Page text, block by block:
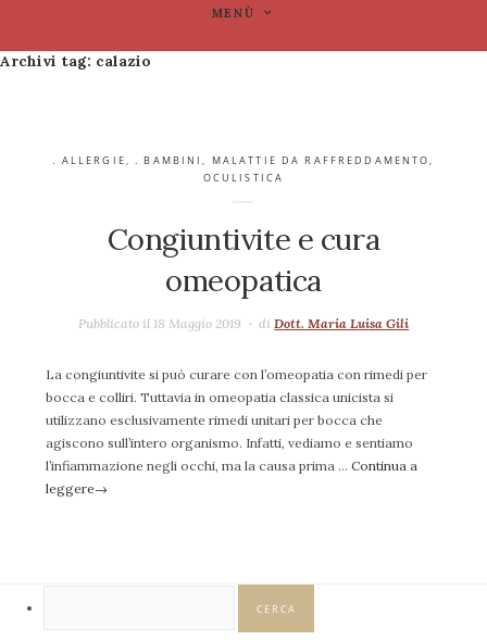
MENÙ
Archivi tag: calazio
. ALLERGIE,. BAMBINI, MALATTIE DA RAFFREDDAMENTO,
OCULISTICA
Congiuntivite e cura
omeopatica
Pubblicato il 18 Maggio 2019 diDott. Maria Luisa Gili
La congiuntivite si può curare con l’omeopatia con rimedi per
bocca e colliri. Tuttavia in omeopatia classica unicista si
utilizzano esclusivamente rimedi unitari per bocca che
agiscono sull’intero organismo. Infatti, vediamo e sentiamo
l’infiammazione negli occhi, ma la causa prima … Continua a
leggere→